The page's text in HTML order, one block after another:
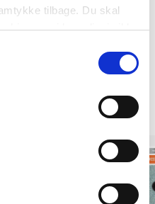
tilbage. Du skal
hjemmeside muligvis ikke